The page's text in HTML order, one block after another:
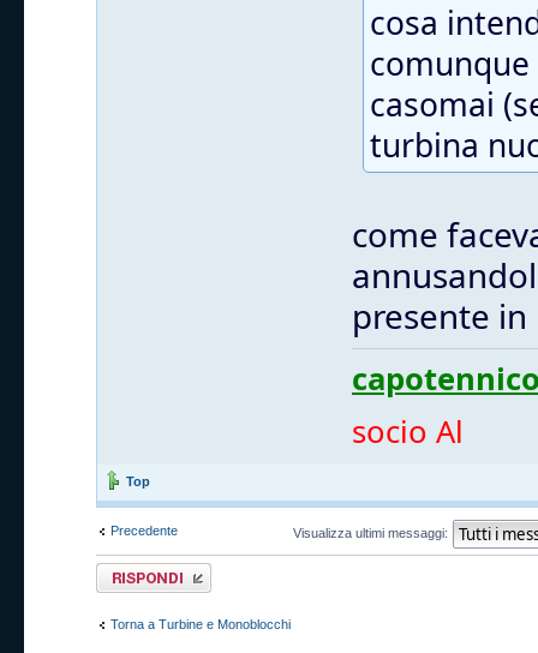
cosa
casomai
turbina
come
presente
socio Al
Top
Precedente Visualizza ultimi messaggi:
Rispondi al
messaggio
Torna a Turbine e Monoblocchi